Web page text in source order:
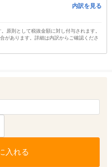
内訳を見る
原則として税抜金額に対し付与されます。
があります。詳細は内訳からご確認くださ
入れる